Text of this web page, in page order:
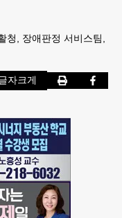
청, 장애판정 서비스팀,
자크게